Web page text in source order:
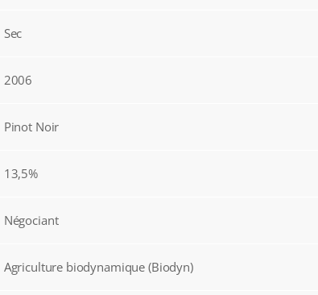
Sec
2006
Pinot Noir
13,5%
Négociant
Agriculture biodynamique (Biodyn)